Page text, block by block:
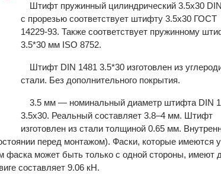
Штифт пружинный цилиндрический 3.5х30
с прорезью соответствует штифту 3.5х30 ГОСТ
14229-93. Также соответствует пружинному
3.5*30 мм ISO 8752.
Штифт DIN 1481 3.5*30 изготовлен из
стали. Без дополнительного покрытия.
3.5 мм — номинальный диаметр штифта DIN
3.5х30. Реальный составляет 3.8–4 мм. Штифт
изготовлен из стали толщиной 0.65 мм.
перед монтажом). Фаски, которые имеются у
может быть только с одной стороны, имеют
составляет 9.06 кН.